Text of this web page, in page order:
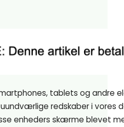
tablets og andre
redskaber i vores
enheders skærme blevet